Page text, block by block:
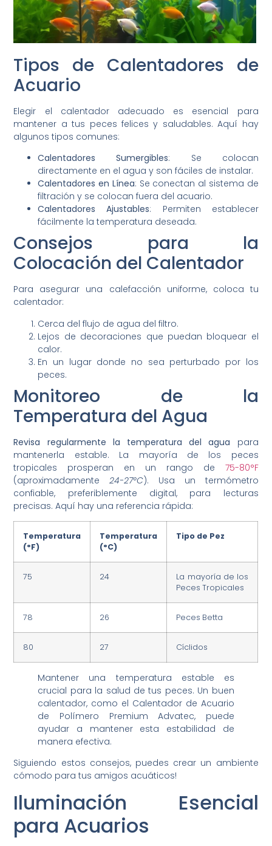
Tipos de Calentadores de
Acuario
Elegir el calentador adecuado es esencial para
mantener a tus peces felices y saludables. Aquí hay
algunos tipos comunes:
Calentadores Sumergibles: Se colocan
directamente en el agua y son fáciles de instalar.
Calentadores en Línea: Se conectan al sistema de
filtración y se colocan fuera del acuario.
Calentadores Ajustables: Permiten establecer
fácilmente la temperatura deseada.
Consejos para la
Colocación del Calentador
Para asegurar una calefacción uniforme, coloca tu
calentador:
Cerca del flujo de agua del filtro.
Lejos de decoraciones que puedan bloquear el
calor.
En un lugar donde no sea perturbado por los
peces.
Monitoreo de la
Temperatura del Agua
Revisa regularmente la temperatura del agua para
mantenerla estable. La mayoría de los peces
tropicales prosperan en un rango de 75-80°F
(aproximadamente24-27°C). Usa un termómetro
confiable, preferiblemente digital, para lecturas
precisas. Aquí hay una referencia rápida:
Temperatura
(°F)
Temperatura
(°C)
Tipo de Pez
75 24
La mayoría de los
Peces Tropicales
78 26 Peces Betta
80 27 Cíclidos
Mantener una temperatura estable es
crucial para la salud de tus peces. Un buen
calentador, como el Calentador de Acuario
de Polímero Premium Advatec, puede
ayudar a mantener esta estabilidad de
manera efectiva.
Siguiendo estos consejos, puedes crear un ambiente
cómodo para tus amigos acuáticos!
Iluminación Esencial
para Acuarios